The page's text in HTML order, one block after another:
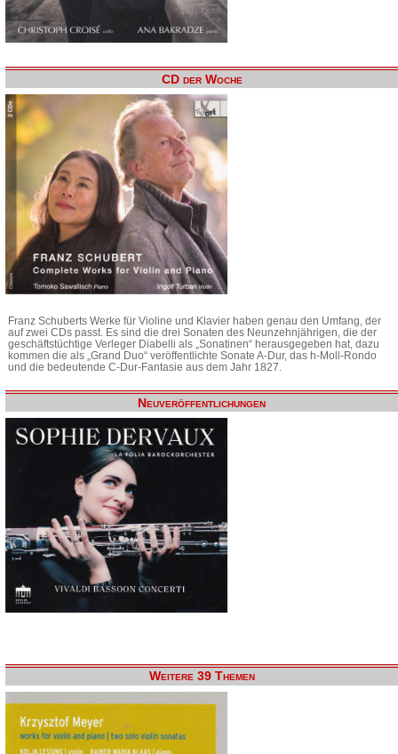
CD der Woche
Franz Schuberts Werke für Violine und Klavier haben genau den Umfang, der
auf zwei CDs passt. Es sind die drei Sonaten des Neunzehnjährigen, die der
geschäftstüchtige Verleger Diabelli als „Sonatinen“ herausgegeben hat, dazu
kommen die als „Grand Duo“ veröffentlichte Sonate A-Dur, das h-Moll-Rondo
und die bedeutende C-Dur-Fantasie aus dem Jahr 1827.
Neuveröffentlichungen
Weitere 39 Themen